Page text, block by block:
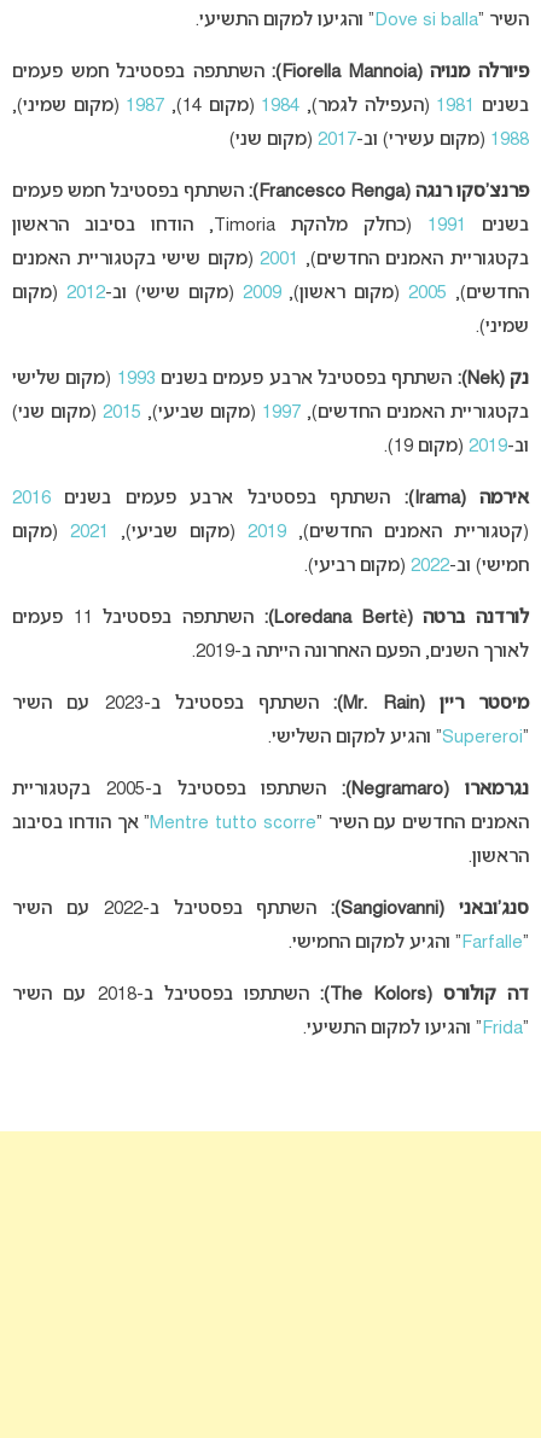
השיר “Dove si balla” והגיעו למקום התשיעי.
פיורלה מנויה (Fiorella Mannoia):
השתתפה בפסטיבל חמש פעמים
בשנים
1981 (העפילה לגמר), 1984 (מקום 14), 1987 (מקום שמיני),
1988 (מקום עשירי) וב-2017 (מקום שני)
פרנצ’סקו רנגה (Francesco Renga):
השתתף בפסטיבל חמש פעמים
בשנים
1991
(כחלק מלהקת Timoria, הודחו בסיבוב הראשון
בקטגוריית האמנים החדשים),
2001(מקום שישי בקטגוריית האמנים
החדשים), 2005(מקום ראשון),2009 (מקום שישי) וב-2012 (מקום
שמיני).
נק (Nek): השתתף בפסטיבל ארבע פעמים בשנים 1993 (מקום שלישי
בקטגוריית האמנים החדשים), 1997 (מקום שביעי), 2015 (מקום שני)
וב-2019 (מקום 19).
אירמה (Irama): השתתף בפסטיבל ארבע פעמים בשנים 2016
(קטגוריית האמנים החדשים), 2019 (מקום שביעי), 2021 (מקום
חמישי) וב-2022 (מקום רביעי).
לורדנה ברטה (Loredana Bertè):
השתתפה בפסטיבל 11 פעמים
לאורך השנים, הפעם האחרונה הייתה ב-2019.
מיסטר ריין (Mr. Rain):
השתתף בפסטיבל ב-2023 עם השיר
“
Supereroi” והגיע למקום השלישי.
נגרמארו (Negramaro):
השתתפו בפסטיבל ב-2005 בקטגוריית
האמנים החדשים עם השיר “Mentre tutto scorre” אך הודחו בסיבוב
הראשון.
סנג’ובאני (Sangiovanni):
השתתף בפסטיבל ב-2022 עם השיר
“
Farfalle” והגיע למקום החמישי.
דה קולורס (The Kolors):
השתתפו בפסטיבל ב-2018 עם השיר
“
Frida” והגיעו למקום התשיעי.